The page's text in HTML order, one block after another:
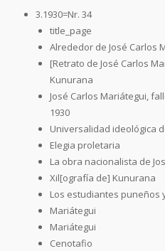
3.1930=Nr. 34
title_page
Alrededor de José Carlos
[Retrato de José Carlos
Kunurana
José Carlos Mariátegui,
1930
Universalidad ideológica
Elegia proletaria
La obra nacionalista de
Xil[ografía de] Kunurana
Los estudiantes puneños
Mariátegui
Mariátegui
Cenotafio